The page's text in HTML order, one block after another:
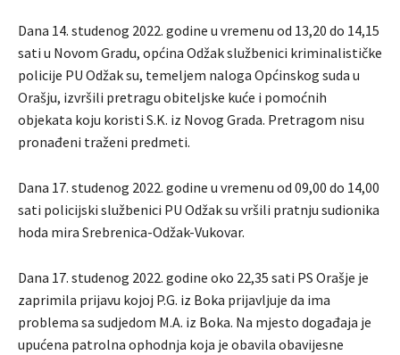
Dana 14. studenog 2022. godine u vremenu od 13,20 do 14,15
sati u Novom Gradu, općina Odžak službenici kriminalističke
policije PU Odžak su, temeljem naloga Općinskog suda u
Orašju, izvršili pretragu obiteljske kuće i pomoćnih
objekata koju koristi S.K. iz Novog Grada. Pretragom nisu
pronađeni traženi predmeti.
Dana 17. studenog 2022. godine u vremenu od 09,00 do 14,00
sati policijski službenici PU Odžak su vršili pratnju sudionika
hoda mira Srebrenica-Odžak-Vukovar.
Dana 17. studenog 2022. godine oko 22,35 sati PS Orašje je
zaprimila prijavu kojoj P.G. iz Boka prijavljuje da ima
problema sa sudjedom M.A. iz Boka. Na mjesto događaja je
upućena patrolna ophodnja koja je obavila obavijesne